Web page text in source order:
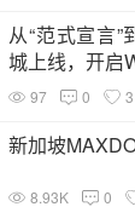
从“范式宣言”
城上线，开启
97 0 3
新加坡
8.93K 0